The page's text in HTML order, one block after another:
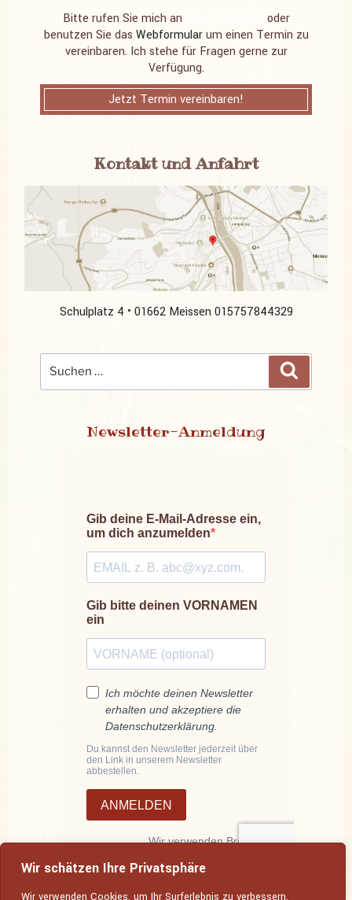
Wir schätzen Ihre Privatsphäre
Wir verwenden Cookies, um Ihr Surferlebnis zu verbessern,
Bitte rufen Sie mich an
oder
benutzen Sie das Webformularum einen Termin zu
vereinbaren. Ich stehe für Fragen gerne zur
Verfügung.
Jetzt Termin vereinbaren!
Kontakt und Anfahrt
Schulplatz 4 • 01662 Meissen 015757844329
Newsletter-Anmeldung